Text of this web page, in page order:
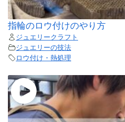
指輪のロウ付けのやり方
ジュエリークラフト
ジュエリーの技法
ロウ付け・熱処理